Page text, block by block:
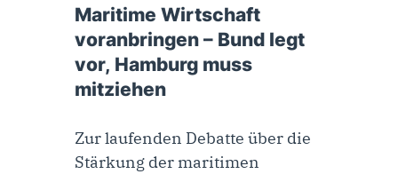
Maritime Wirtschaft
voranbringen – Bund legt
vor, Hamburg muss
mitziehen
Zur laufenden Debatte über die
Stärkung der maritimen